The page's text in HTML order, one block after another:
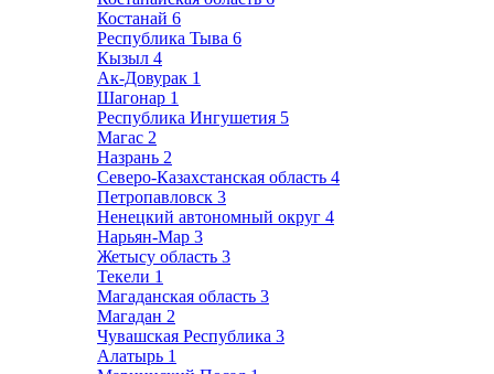
Костанай 6
Республика Тыва 6
Кызыл 4
Ак-Довурак 1
Шагонар 1
Республика Ингушетия 5
Магас 2
Назрань 2
Северо-Казахстанская область 4
Петропавловск 3
Ненецкий автономный округ 4
Нарьян-Мар 3
Жетысу область 3
Текели 1
Магаданская область 3
Магадан 2
Чувашская Республика 3
Алатырь 1